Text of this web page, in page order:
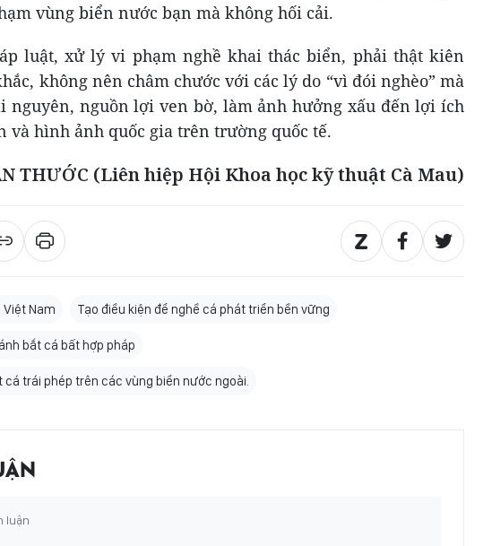
vùng biển nước bạn mà không hối cải.
luật, xử lý vi phạm nghề khai thác biển, phải thật kiên
không nên châm chước với các lý do “vì đói nghèo” mà
nguyên, nguồn lợi ven bờ, làm ảnh hưởng xấu đến lợi ích
và hình ảnh quốc gia trên trường quốc tế.
THƯỚC (Liên hiệp Hội Khoa học kỹ thuật Cà Mau)
Nam Tạo điều kiện để nghề cá phát triển bền vững
bắt cá bất hợp pháp
cá trái phép trên các vùng biển nước ngoài.